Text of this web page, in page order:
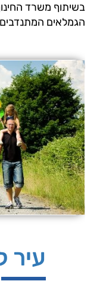
בשיתוף משרד
הגמלאים
עיר